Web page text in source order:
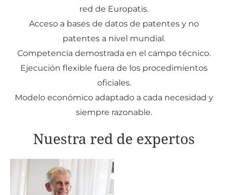
red de Europatis.
Acceso a bases de datos de patentes y no
patentes a nivel mundial.
Competencia demostrada en el campo técnico.
Ejecución flexible fuera de los procedimientos
oficiales.
Modelo económico adaptado a cada necesidad y
siempre razonable.
Nuestra red de expertos